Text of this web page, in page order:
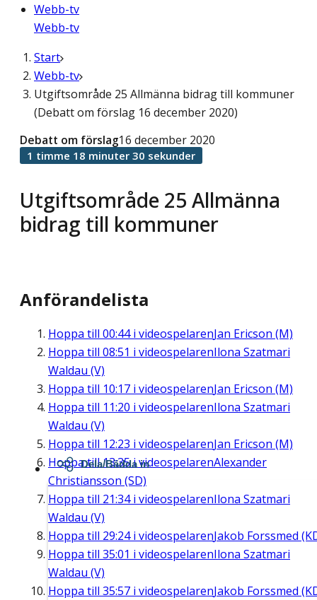
Webb-tv
Webb-tv
Start
Webb-tv
Utgiftsområde 25 Allmänna bidrag till kommuner
(Debatt om förslag 16 december 2020)
Utgiftsområde 25 Allmänna
bidrag till kommuner
Debatt om förslag16 december 2020
1 timme 18 minuter 30 sekunder
Anförandelista
Hoppa till 00:44i videospelarenJan Ericson (M)
Hoppa till 08:51 i videospelarenIlona Szatmari
Waldau (V)
Hoppa till 10:17 i videospelarenJan Ericson (M)
Hoppa till 11:20 i videospelarenIlona Szatmari
Waldau (V)
Hoppa till 12:23 i videospelarenJan Ericson (M)
Hoppa till13:35i videospelarenAlexander
Christiansson (SD)
Hoppa till 21:34i videospelarenIlona Szatmari
Waldau (V)
Hoppa till 29:24i videospelarenJakob Forssmed
Hoppa till 35:01 i videospelarenIlona Szatmari
Waldau (V)
Hoppa till 35:57 i videospelarenJakob Forssmed
Dela/Bädda in